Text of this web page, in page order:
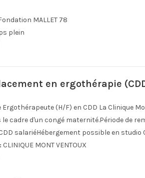
MALLET 78
plein
en ergothérapie
Ergothérapeute (H/F) en CDD La
cadre d'un congé maternité.Période de
salariéHébergement possible en
CLINIQUE MONT VENTOUX